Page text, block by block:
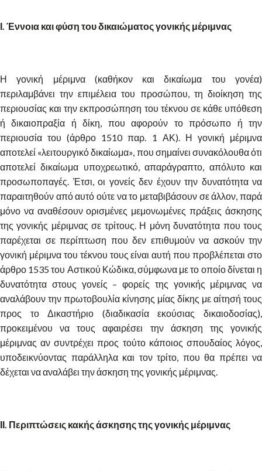
Ι. Έννοια και φύση του δικαιώματος γονικής μέριμνας
Η γονική μέριμνα (καθήκον και δικαίωμα του γονέα)
περιλαμβάνει την επιμέλεια του προσώπου, τη διοίκηση της
περιουσίας και την εκπροσώπηση του τέκνου σε κάθε υπόθεση
ή δικαιοπραξία ή δίκη, που αφορούν το πρόσωπο ή την
περιουσία του (άρθρο 1510 παρ. 1 ΑΚ). Η γονική μέριμνα
αποτελεί «λειτουργικό δικαίωμα», που σημαίνει συνακόλουθα ότι
αποτελεί δικαίωμα υποχρεωτικό, απαράγραπτο, απόλυτο και
προσωποπαγές. Έτσι, οι γονείς δεν έχουν την δυνατότητα να
παραιτηθούν από αυτό ούτε να το μεταβιβάσουν σε άλλον, παρά
μόνο να αναθέσουν ορισμένες μεμονωμένες πράξεις άσκησης
της γονικής μέριμνας σε τρίτους. Η μόνη δυνατότητα που τους
παρέχεται σε περίπτωση που δεν επιθυμούν να ασκούν την
γονική μέριμνα του τέκνου τους είναι αυτή που προβλέπεται στο
άρθρο 1535 του Αστικού Κώδικα, σύμφωνα με το οποίο δίνεται η
δυνατότητα στους γονείς – φορείς της γονικής μέριμνας να
αναλάβουν την πρωτοβουλία κίνησης μίας δίκης με αίτησή τους
προς το Δικαστήριο (διαδικασία εκούσιας δικαιοδοσίας),
προκειμένου να τους αφαιρέσει την άσκηση της γονικής
μέριμνας αν συντρέχει προς τούτο κάποιος σπουδαίος λόγος,
υποδεικνύοντας παράλληλα και τον τρίτο, που θα πρέπει να
δέχεται να αναλάβει την άσκηση της γονικής μέριμνας.
ΙΙ. Περιπτώσεις κακής άσκησης της γονικής μέριμνας